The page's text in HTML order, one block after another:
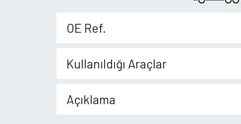
OE Ref.
Kullanıldığı Araçlar
Açıklama